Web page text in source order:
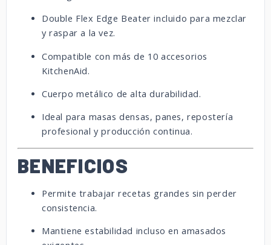
Double Flex Edge Beater incluido para mezclar
y raspar a la vez.
Compatible con más de 10 accesorios
KitchenAid.
Cuerpo metálico de alta durabilidad.
Ideal para masas densas, panes, repostería
profesional y producción continua.
BENEFICIOS
Permite trabajar recetas grandes sin perder
consistencia.
Mantiene estabilidad incluso en amasados